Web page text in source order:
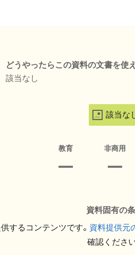
どうやったらこの資料の文書を使
該当なし
該当な
教育 非商用
資料固有の
するコンテンツです。 資料提供元
確認ください